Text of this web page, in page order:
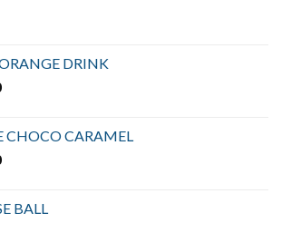
DRINK
CHOCO CARAMEL
BALL